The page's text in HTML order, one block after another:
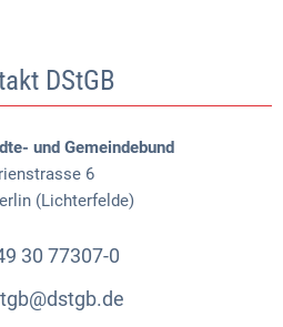
DStGB
und Gemeindebund
6
(Lichterfelde)
30 77307-0